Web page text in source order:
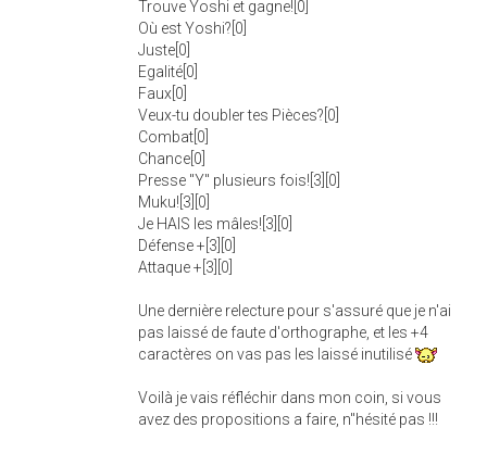
Trouve Yoshi et gagne![0]
Où est Yoshi?[0]
Juste[0]
Egalité[0]
Faux[0]
Veux-tu doubler tes Pièces?[0]
Combat[0]
Chance[0]
Presse "Y" plusieurs fois![3][0]
Muku![3][0]
Je HAIS les mâles![3][0]
Défense +[3][0]
Attaque +[3][0]
Une dernière relecture pour s'assuré que je n'ai
pas laissé de faute d'orthographe, et les +4
caractères on vas pas les laissé inutilisé
Voilà je vais réfléchir dans mon coin, si vous
avez des propositions a faire, n"hésité pas !!!